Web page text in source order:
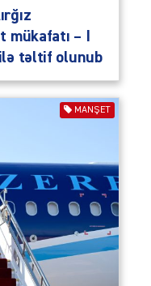
mükafatı – I
ilə təltif olunub
MANŞET